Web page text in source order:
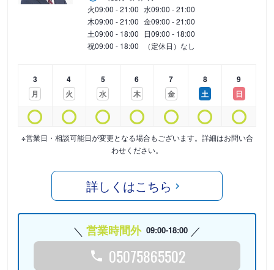
火09:00 - 21:00 水09:00 - 21:00
木09:00 - 21:00 金09:00 - 21:00
土09:00 - 18:00 日09:00 - 18:00
祝09:00 - 18:00 （定休日）なし
3
月
4
火
5
水
6
木
7
金
8
土
9
日
※営業日・相談可能日が変更となる場合もございます。詳細はお問い合
わせください。
詳しくはこちら
営業時間外 09:00-18:00
05075865502